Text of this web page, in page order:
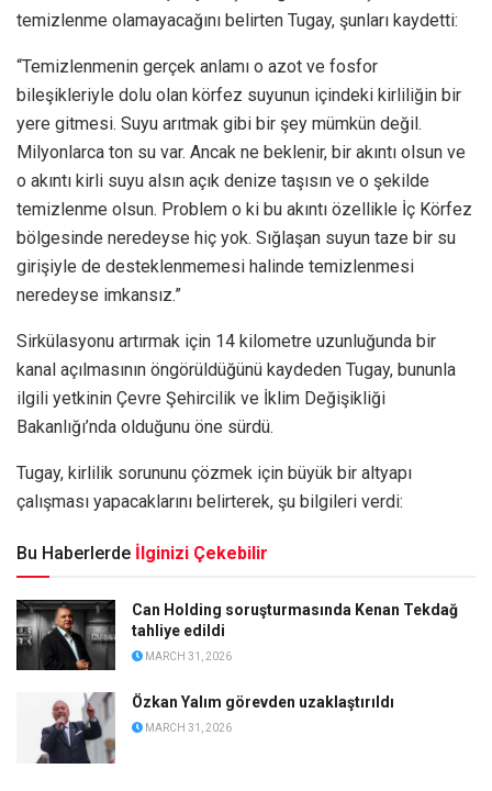
temizlenme olamayacağını belirten Tugay, şunları kaydetti:
“Temizlenmenin gerçek anlamı o azot ve fosfor
bileşikleriyle dolu olan körfez suyunun içindeki kirliliğin bir
yere gitmesi. Suyu arıtmak gibi bir şey mümkün değil.
Milyonlarca ton su var. Ancak ne beklenir, bir akıntı olsun ve
o akıntı kirli suyu alsın açık denize taşısın ve o şekilde
temizlenme olsun. Problem o ki bu akıntı özellikle İç Körfez
bölgesinde neredeyse hiç yok. Sığlaşan suyun taze bir su
girişiyle de desteklenmemesi halinde temizlenmesi
neredeyse imkansız.”
Sirkülasyonu artırmak için 14 kilometre uzunluğunda bir
kanal açılmasının öngörüldüğünü kaydeden Tugay, bununla
ilgili yetkinin Çevre Şehircilik ve İklim Değişikliği
Bakanlığı’nda olduğunu öne sürdü.
Tugay, kirlilik sorununu çözmek için büyük bir altyapı
çalışması yapacaklarını belirterek, şu bilgileri verdi:
Bu Haberlerde İlginizi Çekebilir
Can Holding soruşturmasında Kenan Tekdağ
tahliye edildi
MARCH 31, 2026
Özkan Yalım görevden uzaklaştırıldı
MARCH 31, 2026